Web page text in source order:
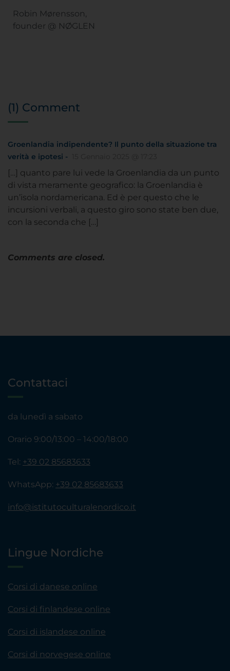
Robin Mørensson,
founder @ NØGLEN
(1) Comment
Groenlandia indipendente? Il punto della situazione tra
verità e ipotesi -
[…] quanto pare lui vede la Groenlandia da un punto
di vista meramente geografico: la Groenlandia è
un’isola nordamericana. Ed è per questo che le
incursioni verbali, a questo giro sono state ben due,
con la seconda che […]
Comments are closed.
Contattaci
da lunedì a sabato
Orario 9:00/13:00 – 14:00/18:00
Tel: +39 02 85683633
WhatsApp: +39 02 85683633
info@istitutoculturalenordico.it
Lingue Nordiche
Corsi di danese online
Corsi di finlandese online
Corsi di islandese online
Corsi di norvegese online